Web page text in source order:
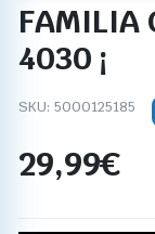
FAMILIA
4030 ¡
SKU: 5000125185
29,99€